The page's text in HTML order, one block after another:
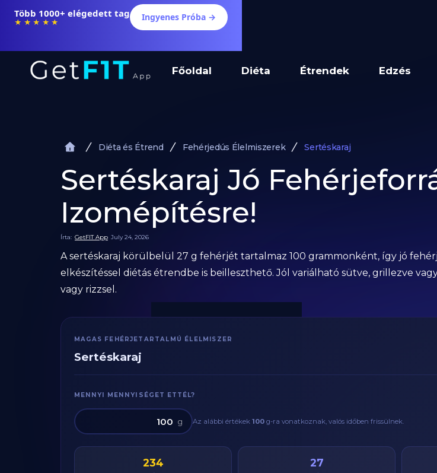
Több 1000+ elégedett tag
★★★★★ Ingyenes Próba →
Főoldal Diéta Étrendek Edzés
Diéta és Étrend Fehérjedús Élelmiszerek Sertéskaraj
Sertéskaraj Jó
Izomépítésre!
Írta: GetFIT App July 24, 2026
A sertéskaraj körülbelül 27 g fehérjét tartalmaz 100 grammonként, így jó
elkészítéssel diétás étrendbe is beilleszthető. Jól variálható sütve, grillezve
vagy rizzsel.
MAGAS FEHÉRJETARTALMÚ ÉLELMISZER
Sertéskaraj
MENNYI MENNYISÉGET ETTÉL?
g Az alábbi értékek 100 g-ra vonatkoznak, valós időben frissülnek.
234 27